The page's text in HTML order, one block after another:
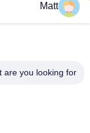
Matt
you looking for?